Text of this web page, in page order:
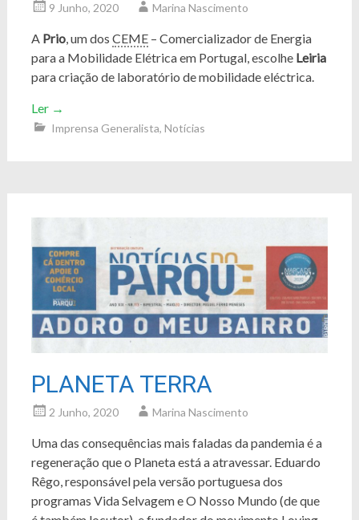
9 Junho, 2020 Marina Nascimento
A Prio, um dos CEME– Comercializador de Energia
para a Mobilidade Elétrica em Portugal, escolhe Leiria
para criação de laboratório de mobilidade eléctrica.
Ler →
Imprensa Generalista, Notícias
PLANETA TERRA
2 Junho, 2020 Marina Nascimento
Uma das consequências mais faladas da pandemia é a
regeneração que o Planeta está a atravessar. Eduardo
Rêgo, responsável pela versão portuguesa dos
programas Vida Selvagem e O Nosso Mundo (de que